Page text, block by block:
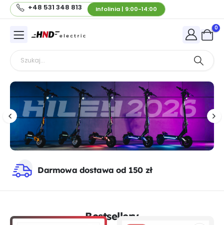
+48 531 348 813 Infolinia | 9:00-14:00
0
Darmowa dostawa od 150 zł
Bestsellery